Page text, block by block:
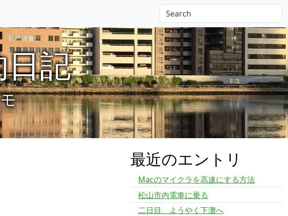
記
最近のエントリ
Macのマイクラを高速にする方法
松山市内電車に乗る
二日目、ようやく下灘へ